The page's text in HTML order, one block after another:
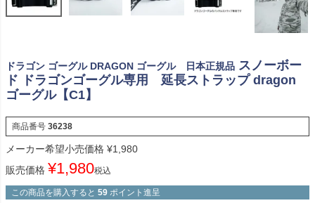
ドラゴン ゴーグル DRAGON ゴーグル 日本正規品 スノーボー
ド ドラゴンゴーグル専用 延長ストラップ dragon
ゴーグル【C1】
商品番号 36238
メーカー希望小売価格 ¥1,980
販売価格 ¥1,980税込
この商品を購入すると 59 ポイント進呈